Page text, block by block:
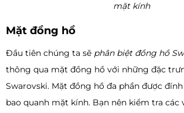
mặt kính
Mặt đồng hồ
Đầu tiên chúng ta sẽ phân biệt đồng hồ
thông qua mặt đồng hồ với những đặc
Swarovski. Mặt đồng hồ đa phần được
bao quanh mặt kính. Bạn nên kiểm tra các